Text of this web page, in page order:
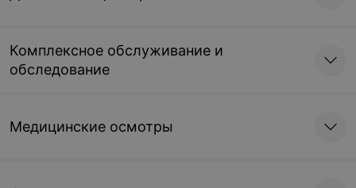
Комплексное обслуживание и
обследование
Медицинские осмотры